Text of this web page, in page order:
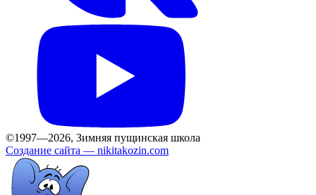
©1997—2026, Зимняя пущинская школа
Создание сайта — nikitakozin.com